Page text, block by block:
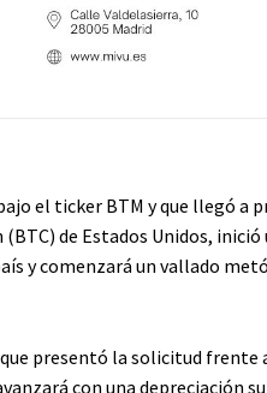
el ticker BTM y que llegó a
de Estados Unidos, inició
y comenzará un vallado
presentó la solicitud frente
con una depreciación